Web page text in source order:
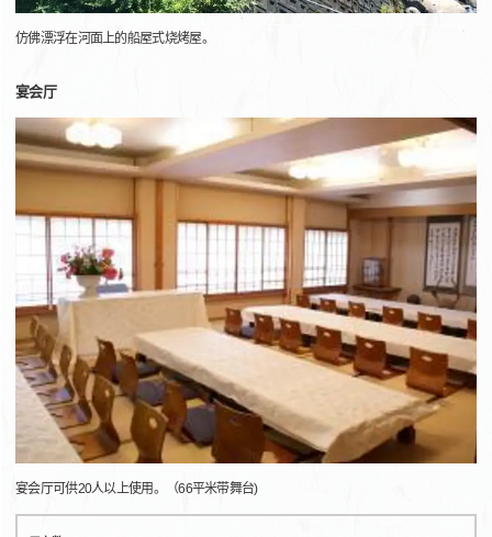
仿佛漂浮在河面上的船屋式烧烤屋。
宴会厅
宴会厅可供20人以上使用。（66平米带舞台)